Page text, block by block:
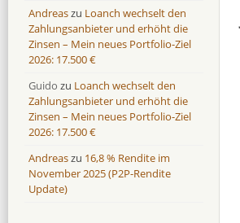
Andreaszu Loanch wechselt den
Zahlungsanbieter und erhöht die
Zinsen – Mein neues Portfolio-Ziel
2026: 17.500 €
Guido zu Loanch wechselt den
Zahlungsanbieter und erhöht die
Zinsen – Mein neues Portfolio-Ziel
2026: 17.500 €
Andreaszu 16,8 % Rendite im
November 2025 (P2P-Rendite
Update)